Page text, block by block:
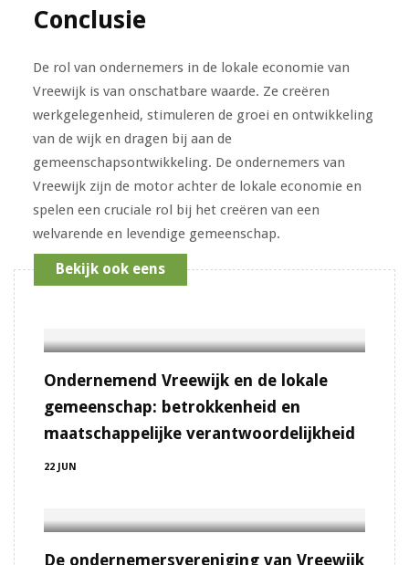
Conclusie
De rol van ondernemers in de lokale economie van
Vreewijk is van onschatbare waarde. Ze creëren
werkgelegenheid, stimuleren de groei en ontwikkeling
van de wijk en dragen bij aan de
gemeenschapsontwikkeling. De ondernemers van
Vreewijk zijn de motor achter de lokale economie en
spelen een cruciale rol bij het creëren van een
welvarende en levendige gemeenschap.
Bekijk ook eens
Ondernemend Vreewijk en de lokale
gemeenschap: betrokkenheid en
maatschappelijke verantwoordelijkheid
22 JUN
De ondernemersvereniging van Vreewijk